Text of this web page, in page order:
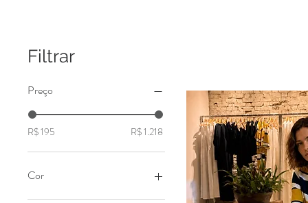
Filtrar
Preço
R$ 195 R$ 1.218
Cor